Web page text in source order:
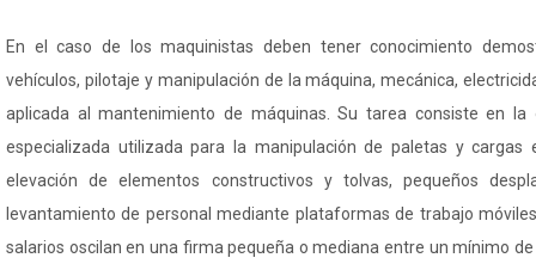
En el caso de los maquinistas deben tener conocimiento
vehículos, pilotaje y manipulación de la máquina, mecánica,
aplicada al mantenimiento de máquinas. Su tarea consiste en la
especializada utilizada para la manipulación de paletas y cargas
elevación de elementos constructivos y tolvas, pequeños
levantamiento de personal mediante plataformas de trabajo
salarios oscilan en una firma pequeña o mediana entre un mínimo